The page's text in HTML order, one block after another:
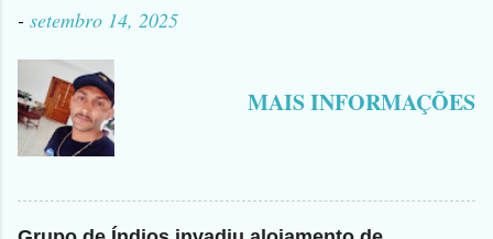
- setembro 14, 2025
MAIS INFORMAÇÕES